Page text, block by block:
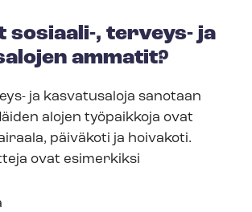
sosiaali-, terveys- ja
ammatit?
ja kasvatusaloja sanotaan
alojen työpaikkoja ovat
päiväkoti ja hoivakoti.
ovat esimerkiksi